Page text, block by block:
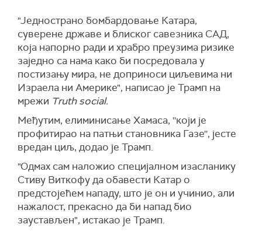
"Једнострано бомбардовање Катара,
суверене државе и блиског савезника САД,
која напорно ради и храбро преузима ризике
заједно са нама како би посредовала у
постизању мира, не доприноси циљевима ни
Израела ни Америке", написао је Трамп на
мрежи Truth social.
Међутим, елиминисање Хамаса, ''који је
профитирао на патњи становника Газе'', јесте
вредан циљ, додао је Трамп.
"Одмах сам наложио специјалном изасланику
Стиву Виткофу да обавести Катар о
предстојећем нападу, што је он и учинио, али
нажалост, прекасно да би напад био
заустављен", истакао је Трамп.